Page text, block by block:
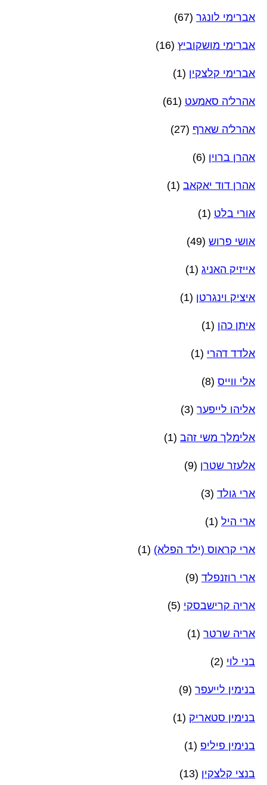
אברימי לונגר (67)
אברימי מושקוביץ (16)
אברימי קלצקין (1)
אהרל'ה סאמעט (61)
אהרל'ה שארף (27)
אהרן ברוין (6)
אהרן דוד יאקאב (1)
אורי בלט (1)
אושי פרוש (49)
אייזיק האניג (1)
איציק וינגרטן (1)
איתן כהן (1)
אלדד דהרי (1)
אלי ווייס (8)
אליהו לייפער (3)
אלימלך משי זהב (1)
אלעזר שטרן (9)
ארי גולד (3)
ארי היל (1)
ארי קראוס (ילד הפלא) (1)
ארי רוזנפלד (9)
אריה קרישבסקי (5)
אריה שרטר (1)
בני לוי (2)
בנימין לייעפר (9)
בנימין סטאריק (1)
בנימין פיליפ (1)
בנצי קלצקין (13)